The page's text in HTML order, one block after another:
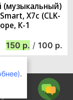
X7c (CLK-
К-1
150 / 100
.